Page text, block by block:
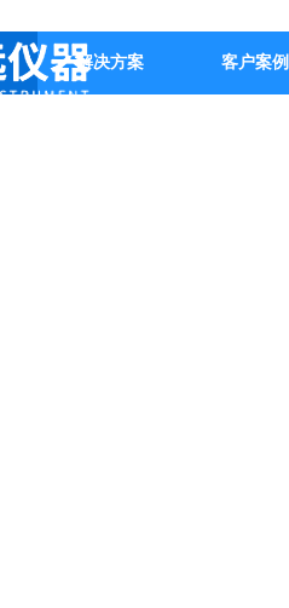
解决方案 客户案例